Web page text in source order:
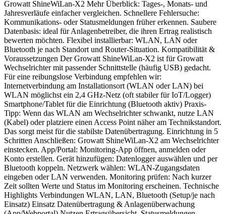
Growatt ShineWiLan-X2 Mehr Überblick: Tages-, Monats- und
Jahresverläufe einfacher vergleichen. Schnellere Fehlersuche:
Kommunikations- oder Statusmeldungen früher erkennen. Saubere
Datenbasis: ideal für Anlagenbetreiber, die ihren Ertrag realistisch
bewerten möchten. Flexibel installierbar: WLAN, LAN oder
Bluetooth je nach Standort und Router-Situation. Kompatibilität &
Voraussetzungen Der Growatt ShineWiLan-X2 ist für Growatt
Wechselrichter mit passender Schnittstelle (häufig USB) gedacht.
Für eine reibungslose Verbindung empfehlen wir:
Internetverbindung am Installationsort (WLAN oder LAN) bei
WLAN möglichst ein 2,4 GHz-Netz (oft stabiler für IoT/Logger)
Smartphone/Tablet für die Einrichtung (Bluetooth aktiv) Praxis-
Tipp: Wenn das WLAN am Wechselrichter schwankt, nutze LAN
(Kabel) oder platziere einen Access Point näher am Technikstandort.
Das sorgt meist für die stabilste Datenübertragung. Einrichtung in 5
Schritten Anschließen: Growatt ShineWiLan-X2 am Wechselrichter
einstecken. App/Portal: Monitoring-App öffnen, anmelden oder
Konto erstellen. Gerät hinzufügen: Datenlogger auswählen und per
Bluetooth koppeln. Netzwerk wählen: WLAN-Zugangsdaten
eingeben oder LAN verwenden. Monitoring prüfen: Nach kurzer
Zeit sollten Werte und Status im Monitoring erscheinen. Technische
Highlights Verbindungen WLAN, LAN, Bluetooth (Setup/je nach
Einsatz) Einsatz Datenübertragung & Anlagenüberwachung